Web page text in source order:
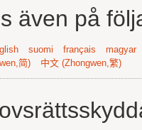
även på
suomi français
magyar
简) 中文 (Zhongwen,繁)